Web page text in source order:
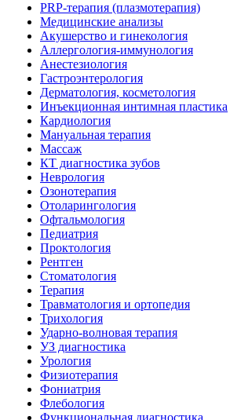
PRP-терапия (плазмотерапия)
Медицинские анализы
Акушерство и гинекология
Аллергология-иммунология
Анестезиология
Гастроэнтерология
Дерматология, косметология
Инъекционная интимная пластика
Кардиология
Мануальная терапия
Массаж
КТ диагностика зубов
Неврология
Озонотерапия
Отоларингология
Офтальмология
Педиатрия
Проктология
Рентген
Стоматология
Терапия
Травматология и ортопедия
Трихология
Ударно-волновая терапия
УЗ диагностика
Урология
Физиотерапия
Фониатрия
Флебология
Функциональная диагностика